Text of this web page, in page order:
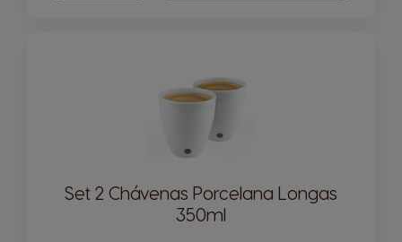
Set 2 Chávenas Porcelana Longas
350ml